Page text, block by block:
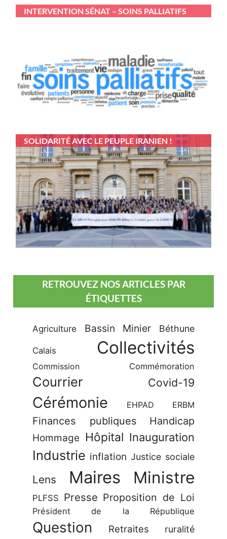
INTERVENTION SÉNAT – SOINS PALLIATIFS
SOLIDARITÉ AVEC LE PEUPLE IRANIEN !
RETROUVEZ NOS ARTICLES PAR
ÉTIQUETTES
Agriculture Bassin Minier Béthune
Calais Collectivités
Commission Commémoration
Courrier Covid-19
Cérémonie EHPAD ERBM
Finances publiques Handicap
Hommage Hôpital Inauguration
Industrie inflation Justice sociale
Lens Maires Ministre
PLFSS Presse Proposition de Loi
Président de la République
Question Retraites ruralité